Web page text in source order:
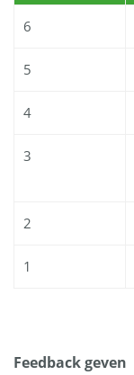
6
5
4
3
2
1
Feedback geven